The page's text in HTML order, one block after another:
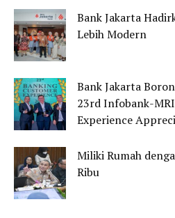
Bank Jakarta
Lebih Modern
Bank Jakarta
23rd Infobank-
Experience
Miliki Rumah
Ribu